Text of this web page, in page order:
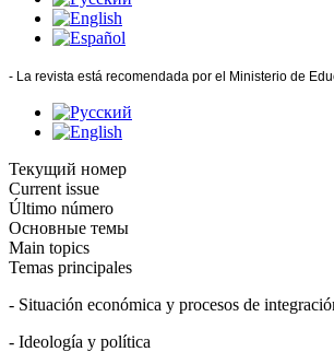
- La revista está recomendada por el Ministerio de
Текущий номер
Current issue
Último número
Основные темы
Main topics
Temas principales
- Situación económica y procesos de
- Ideología y política